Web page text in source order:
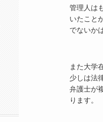
管理人は
いたこと
でないか
また大学
少しは法
弁護士が
ります。